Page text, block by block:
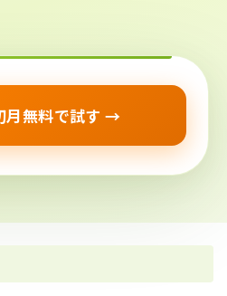
月無料で試す →